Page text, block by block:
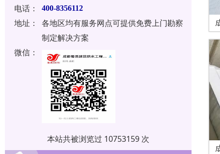
电话： 400-8356112
地址：
各地区均有服务网点可提供免费上门勘察
制定解决方案
微信：
本站共被浏览过 10753159 次